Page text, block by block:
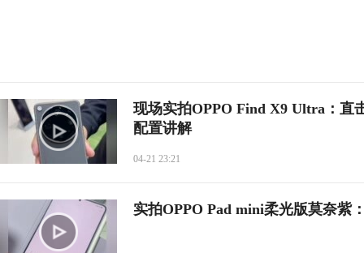
现场实拍OPPO Find X9 Ultra：直
配置讲解
04-21 23:21
实拍OPPO Pad mini柔光版莫奈紫